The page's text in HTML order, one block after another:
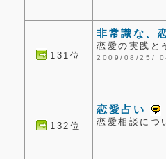
131位
非常識な、
恋愛の実践と
2009/08/25/
132位
恋愛占い
恋愛相談につ